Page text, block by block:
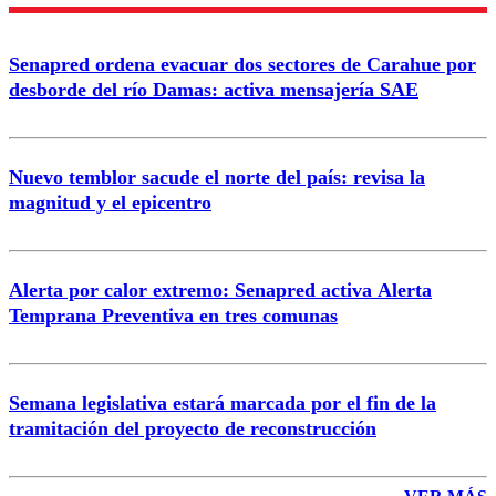
Correo
Senapred ordena evacuar dos sectores de Carahue por
desborde del río Damas: activa mensajería SAE
Nuevo temblor sacude el norte del país: revisa la
magnitud y el epicentro
Alerta por calor extremo: Senapred activa Alerta
Temprana Preventiva en tres comunas
Semana legislativa estará marcada por el fin de la
tramitación del proyecto de reconstrucción